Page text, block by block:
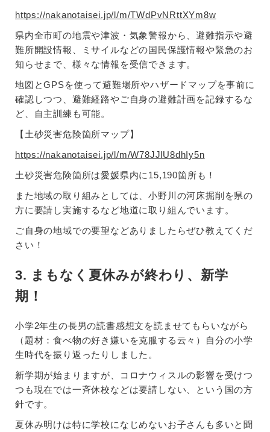
https://nakanotaisei.jp/l/m/TWdPvNRttXYm8w
県内全市町の地震や津波・気象警報から、避難指示や避
難所開設情報、ミサイルなどの国民保護情報や緊急のお
知らせまで、様々な情報を受信できます。
地図とGPSを使って避難場所やハザードマップを事前に
確認しつつ、避難経路やご自身の避難計画を記録するな
ど、自主訓練も可能。
【土砂災害危険箇所マップ】
https://nakanotaisei.jp/l/m/W78JJlU8dhIy5n
土砂災害危険箇所は愛媛県内に15,190箇所も！
また地域の取り組みとしては、小野川の河床掘削を県の
方に要請し実施するなど地道に取り組んでいます。
ご自身の地域での要望などありましたらぜひ教えてくだ
さい！
3. まもなく夏休みが終わり、新学
期！
小学2年生の長男の読書感想文を読ませてもらいながら
（題材：食べ物の好き嫌いを克服する云々）自分の小学
生時代を振り返ったりしました。
新学期が始まりますが、コロナウィスルの影響を受けつ
つも現在では一斉休校などは要請しない、という国の方
針です。
夏休み明けは特に学校になじめないお子さんも多いと聞